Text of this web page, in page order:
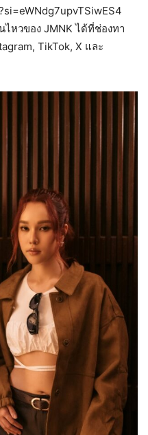
หวของ JMNK ได้ที่ช่องทา
TikTok, X และ